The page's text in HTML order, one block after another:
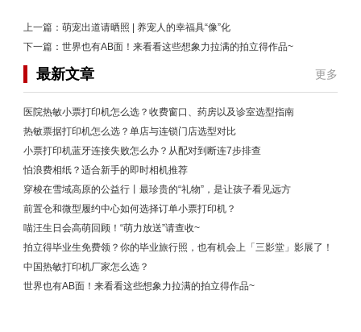
上一篇： 萌宠出道请晒照 | 养宠人的幸福具“像”化
下一篇： 世界也有AB面！来看看这些想象力拉满的拍立得作品~
最新文章 更多
医院热敏小票打印机怎么选？收费窗口、药房以及诊室选型指南
热敏票据打印机怎么选？单店与连锁门店选型对比
小票打印机蓝牙连接失败怎么办？从配对到断连7步排查
怕浪费相纸？适合新手的即时相机推荐
穿梭在雪域高原的公益行丨最珍贵的“礼物”，是让孩子看见远方
前置仓和微型履约中心如何选择订单小票打印机？
喵汪生日会高萌回顾！“萌力放送”请查收~
拍立得毕业生免费领？你的毕业旅行照，也有机会上「三影堂」影展了！
中国热敏打印机厂家怎么选？
世界也有AB面！来看看这些想象力拉满的拍立得作品~